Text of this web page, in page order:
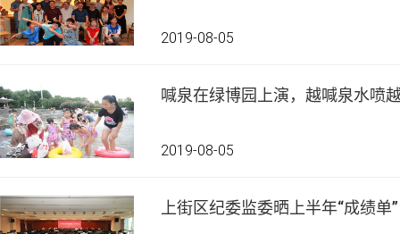
2019-08-05
喊泉在绿博园上演，越喊泉水喷
2019-08-05
上街区纪委监委晒上半年“成绩单